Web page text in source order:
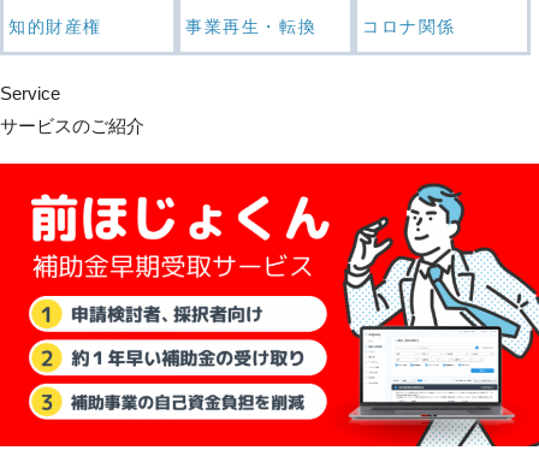
知的財産権 事業再生・転換 コロナ関係
Service
サービスのご紹介